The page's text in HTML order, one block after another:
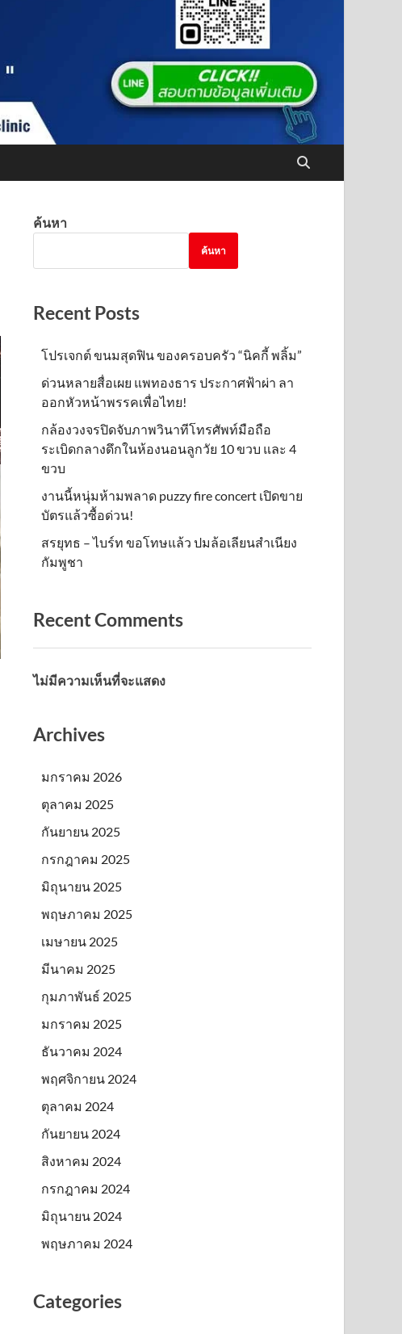
ค้นหา
ค้นหา
Recent Posts
โปรเจกต์ ขนมสุดฟิน ของครอบครัว “นิคกี้ พลิ้ม”
ด่วนหลายสื่อเผย แพทองธาร ประกาศฟ้าผ่า ลา
ออกหัวหน้าพรรคเพื่อไทย!
กล้องวงจรปิดจับภาพวินาทีโทรศัพท์มือถือ
ระเบิดกลางดึกในห้องนอนลูกวัย 10 ขวบ และ 4
ขวบ
งานนี้หนุ่มห้ามพลาด puzzy fire concert เปิดขาย
บัตรแล้วซื้อด่วน!
สรยุทธ – ไบร์ท ขอโทษแล้ว ปมล้อเลียนสำเนียง
กัมพูชา
Recent Comments
ไม่มีความเห็นที่จะแสดง
Archives
มกราคม 2026
ตุลาคม 2025
กันยายน 2025
กรกฎาคม 2025
มิถุนายน 2025
พฤษภาคม 2025
เมษายน 2025
มีนาคม 2025
กุมภาพันธ์ 2025
มกราคม 2025
ธันวาคม 2024
พฤศจิกายน 2024
ตุลาคม 2024
กันยายน 2024
สิงหาคม 2024
กรกฎาคม 2024
มิถุนายน 2024
พฤษภาคม 2024
Categories